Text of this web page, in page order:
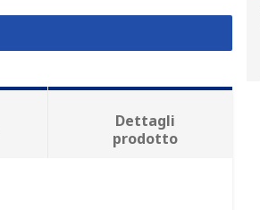
Dettagli
prodotto